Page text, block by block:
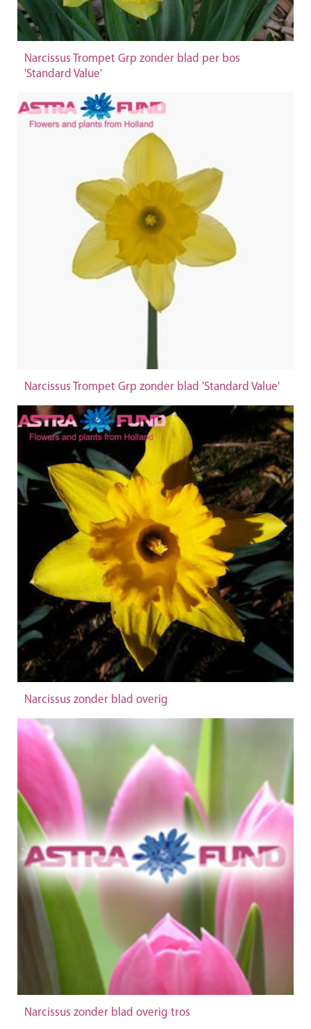
Narcissus Trompet Grp zonder blad per bos
'Standard Value'
Narcissus Trompet Grp zonder blad 'Standard Value'
Narcissus zonder blad overig
Narcissus zonder blad overig tros